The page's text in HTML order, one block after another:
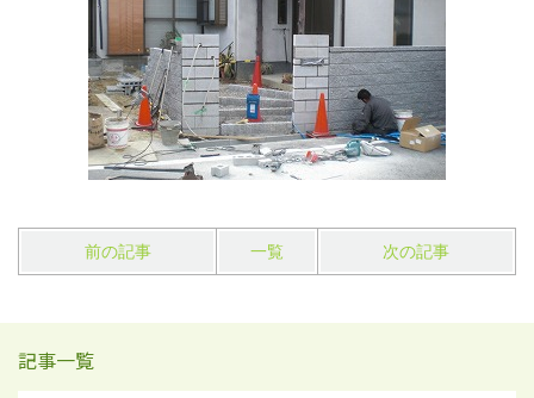
前の記事 一覧 次の記事
記事一覧